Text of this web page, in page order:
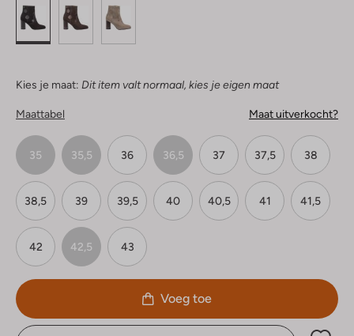
Kies je maat: Dit item valt normaal, kies je eigen maat
Maattabel Maat uitverkocht?
35 35,5 36 36,5 37 37,5 38
38,5 39 39,5 40 40,5 41 41,5
42 42,5 43
Voeg toe